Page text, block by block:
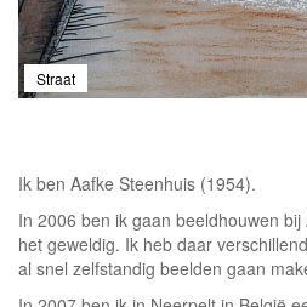
Straat
Ik ben Aafke Steenhuis (1954).
In 2006 ben ik gaan beeldhouwen
het geweldig. Ik heb daar
al snel zelfstandig beelden gaan